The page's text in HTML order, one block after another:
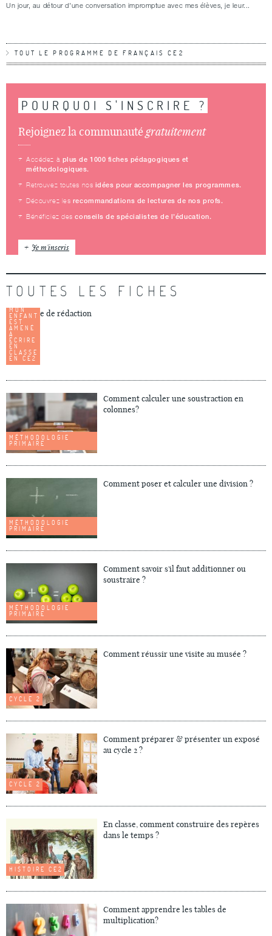
Un jour, au détour d’une conversation impromptue avec mes élèves, je leur...
TOUT LE PROGRAMME DE FRANÇAIS CE2
POURQUOI S'INSCRIRE ?
Rejoignez la communautégratuitement
Accédez à plus de 1000 fiches pédagogiques et
méthodologiques.
Retrouvez toutes nos idées pour accompagner les programmes.
Découvrez les recommandations de lectures de nos profs.
Bénéficiez desconseils de spécialistes de l’éducation.
Je m'inscris
TOUTES LES FICHES
MON
ENFANT
EST
AMENÉ
À
ÉCRIRE
EN
CLASSE
EN CE2
Exemple de rédaction
MÉTHODOLOGIE
PRIMAIRE
Comment calculer une soustraction en
colonnes?
MÉTHODOLOGIE
PRIMAIRE
Comment poser et calculer une division ?
MÉTHODOLOGIE
PRIMAIRE
Comment savoir s'il faut additionner ou
soustraire ?
CYCLE 2
Comment réussir une visite au musée ?
CYCLE 2
Comment préparer & présenter un exposé
au cycle 2 ?
HISTOIRE CE2
En classe, comment construire des repères
dans le temps ?
Comment apprendre les tables de
multiplication?